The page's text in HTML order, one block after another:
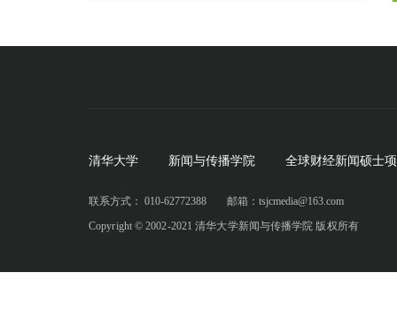
清华大学 新闻与传播学院 全球财经新闻硕士
联系方式： 010-62772388
邮箱：tsjcmedia@163.com
Copyright © 2002-2021 清华大学新闻与传播学院 版权所有